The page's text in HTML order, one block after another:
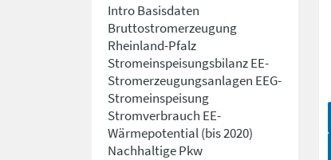
IntroBasisdaten
Bruttostromerzeugung
Rheinland-Pfalz
StromeinspeisungsbilanzEE-
Stromerzeugungsanlagen EEG-
Stromeinspeisung
Stromverbrauch EE-
Wärmepotential (bis 2020)
Nachhaltige Pkw